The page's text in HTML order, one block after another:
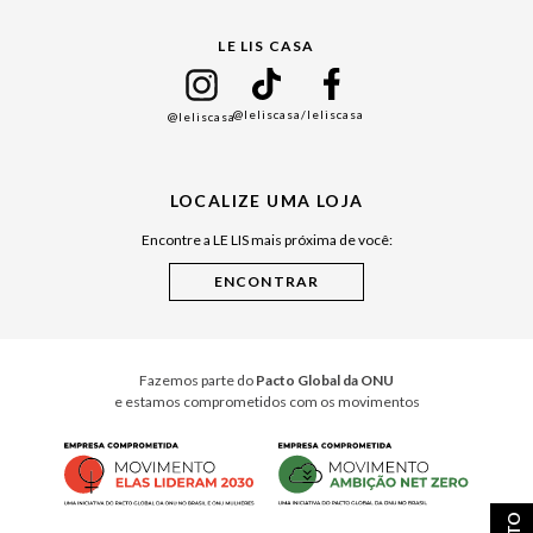
Cuidados Casa
LE LIS CASA
@leliscasa@leliscasa/leliscasa
LOCALIZE UMA LOJA
Encontre a LE LIS mais próxima de você:
Fazemos parte do Pacto Global da ONU
e estamos comprometidos com os movimentos